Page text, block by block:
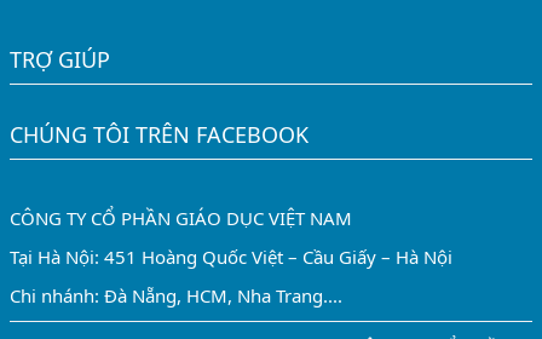
TRỢ GIÚP
CHÚNG TÔI TRÊN FACEBOOK
CÔNG TY CỔ PHẦN GIÁO DỤC VIỆT NAM
Tại Hà Nội: 451 Hoàng Quốc Việt – Cầu Giấy – Hà Nội
Chi nhánh: Đà Nẵng, HCM, Nha Trang....